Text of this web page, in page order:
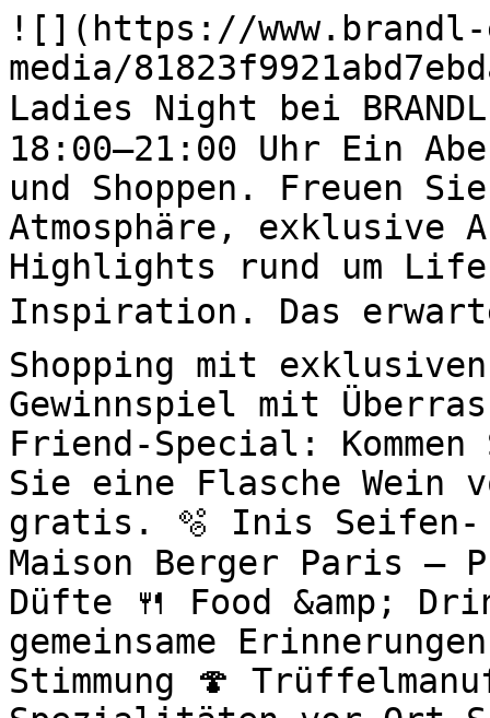
![](https://
media/
Ladies Night bei
18:00–21:00 Uhr Ein
und Shoppen. Freuen
Atmosphäre, exklusive
Highlights rund um
Inspiration. Das
Shopping mit
Gewinnspiel mit
Friend-Special:
Sie eine Flasche Wein
gratis. 🫧 Inis Seifen-
Maison Berger Paris –
Düfte 🍴 Food &amp;
gemeinsame
Stimmung 🍄